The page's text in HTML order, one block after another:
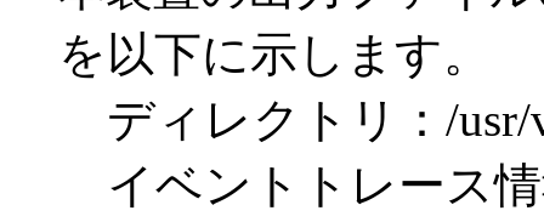
を以下に示します。
ディレクトリ：/usr/
イベントトレース